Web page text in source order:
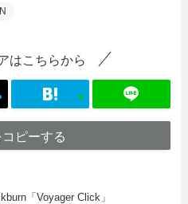
はこちらから
ピーする
「Voyager Click」